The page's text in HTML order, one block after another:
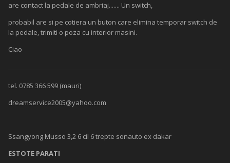
are contact la pedale de ambriaj....... Un switch,
probabil are si pe cotiera un buton care elimina temporar switch de
la pedale, trimiti o poza cu interior masini.
Ciao
tel. 0785 366 599 (mauri)
dreamservice2005@yahoo.com
Ssangyong Musso 3,2 6 cil 6 trepte sonauto ex dakar
ESTOTE PARATI